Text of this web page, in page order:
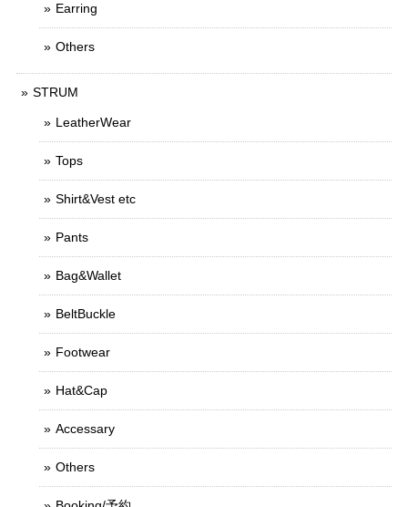
Earring
Others
STRUM
LeatherWear
Tops
Shirt&Vest etc
Pants
Bag&Wallet
BeltBuckle
Footwear
Hat&Cap
Accessary
Others